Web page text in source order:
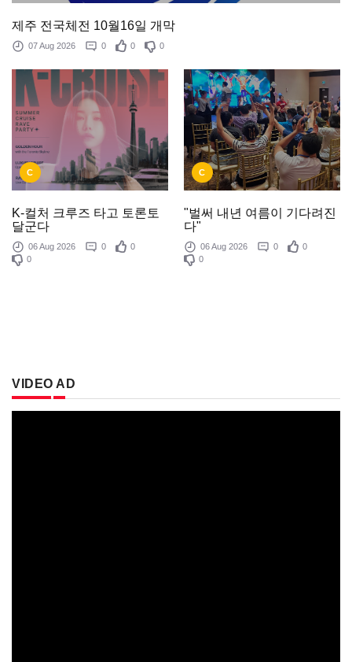
제주 전국체전 10월16일 개막
07 Aug 2026 0 0 0
C
K-컬처 크루즈 타고 토론토
달군다
06 Aug 2026 0
0
0
C
"벌써 내년 여름이 기다려진
다"
06 Aug 2026 0
0
0
VIDEO AD